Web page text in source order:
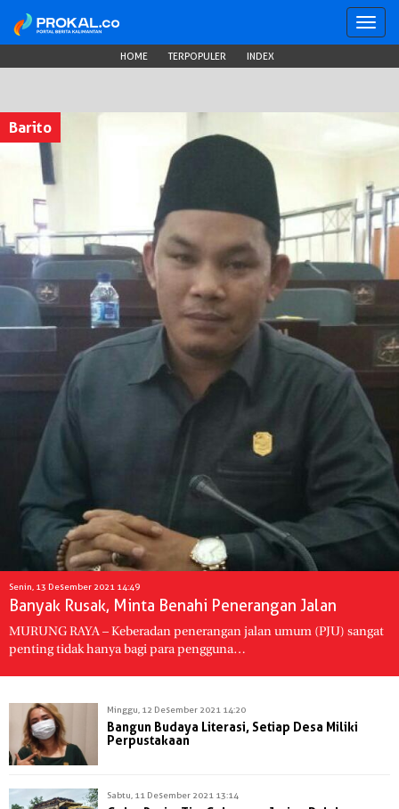
HOME TERPOPULER INDEX
Barito
Senin, 13 Desember 2021 14:49
Banyak Rusak, Minta Benahi Penerangan Jalan
MURUNG RAYA – Keberadan penerangan jalan umum (PJU) sangat
penting tidak hanya bagi para pengguna…
Minggu, 12 Desember 2021 14:20
Bangun Budaya Literasi, Setiap Desa Miliki
Perpustakaan
Sabtu, 11 Desember 2021 13:14